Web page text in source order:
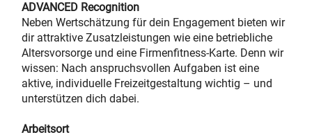
ADVANCED Recognition
Neben Wertschätzung für dein Engagement bieten wir
dir attraktive Zusatzleistungen wie eine betriebliche
Altersvorsorge und eine Firmenfitness-Karte. Denn wir
wissen: Nach anspruchsvollen Aufgaben ist eine
aktive, individuelle Freizeitgestaltung wichtig – und
unterstützen dich dabei.
Arbeitsort